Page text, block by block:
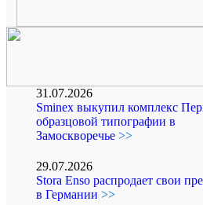
31.07.2026
Sminex выкупил комплекс
образцовой типографии в
Замоскворечье >>
29.07.2026
Stora Enso распродает свои
в Германии >>